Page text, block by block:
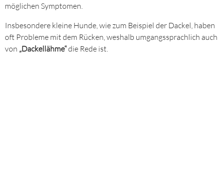
möglichen Symptomen.
Insbesondere kleine Hunde, wie zum Beispiel der Dackel, haben
oft Probleme mit dem Rücken, weshalb umgangssprachlich auch
von „Dackellähme“die Rede ist.